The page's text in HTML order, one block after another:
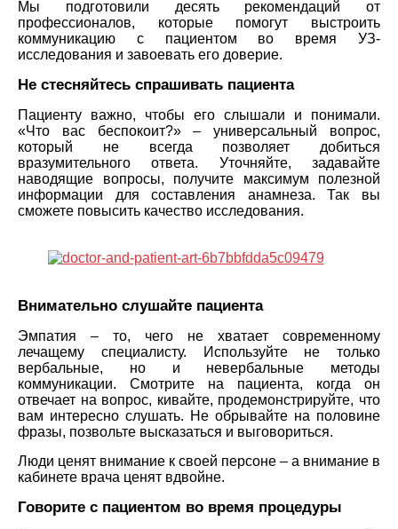
Мы подготовили десять рекомендаций от
профессионалов, которые помогут выстроить
коммуникацию с пациентом во время УЗ-
исследования и завоевать его доверие.
Не стесняйтесь спрашивать пациента
Пациенту важно, чтобы его слышали и понимали.
«Что вас беспокоит?» – универсальный вопрос,
который не всегда позволяет добиться
вразумительного ответа. Уточняйте, задавайте
наводящие вопросы, получите максимум полезной
информации для составления анамнеза. Так вы
сможете повысить качество исследования.
Внимательно слушайте пациента
Эмпатия – то, чего не хватает современному
лечащему специалисту. Используйте не только
вербальные, но и невербальные методы
коммуникации. Смотрите на пациента, когда он
отвечает на вопрос, кивайте, продемонстрируйте, что
вам интересно слушать. Не обрывайте на половине
фразы, позвольте высказаться и выговориться.
Люди ценят внимание к своей персоне – а внимание в
кабинете врача ценят вдвойне.
Говорите с пациентом во время процедуры